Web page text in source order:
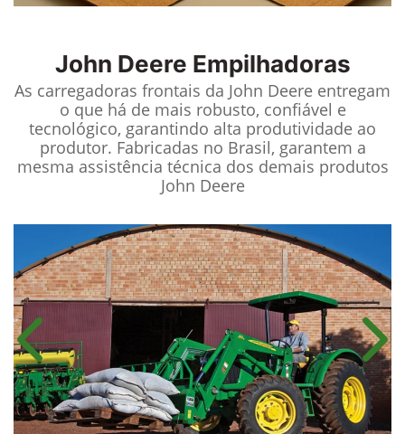
John Deere Empilhadoras
As carregadoras frontais da John Deere entregam
o que há de mais robusto, confiável e
tecnológico, garantindo alta produtividade ao
produtor. Fabricadas no Brasil, garantem a
mesma assistência técnica dos demais produtos
John Deere
Anterior